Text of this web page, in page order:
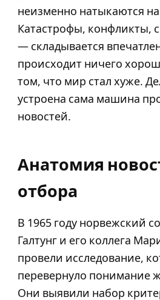
неизменно натыкаются
Катастрофы, конфликты,
— складывается
происходит ничего
том, что мир стал хуже.
устроена сама машина
новостей.
Анатомия
отбора
В 1965 году норвежский
Галтунг и его коллега
провели исследование,
перевернуло понимание
Они выявили набор